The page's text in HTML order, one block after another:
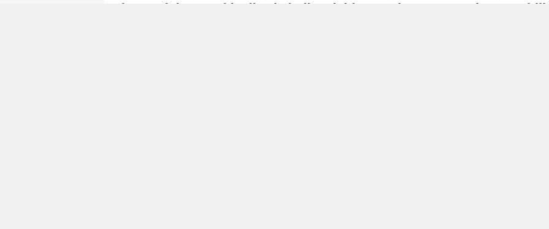
ekonomisi, sonraki yıllarda istikrarlı bir toparlanma süreci